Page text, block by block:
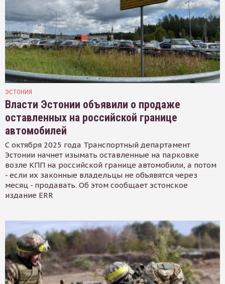
ЭСТОНИЯ
Власти Эстонии объявили о продаже
оставленных на российской границе
автомобилей
С октября 2025 года Транспортный департамент
Эстонии начнет изымать оставленные на парковке
возле КПП на российской границе автомобили, а потом
- если их законные владельцы не объявятся через
месяц - продавать. Об этом сообщает эстонское
издание ERR